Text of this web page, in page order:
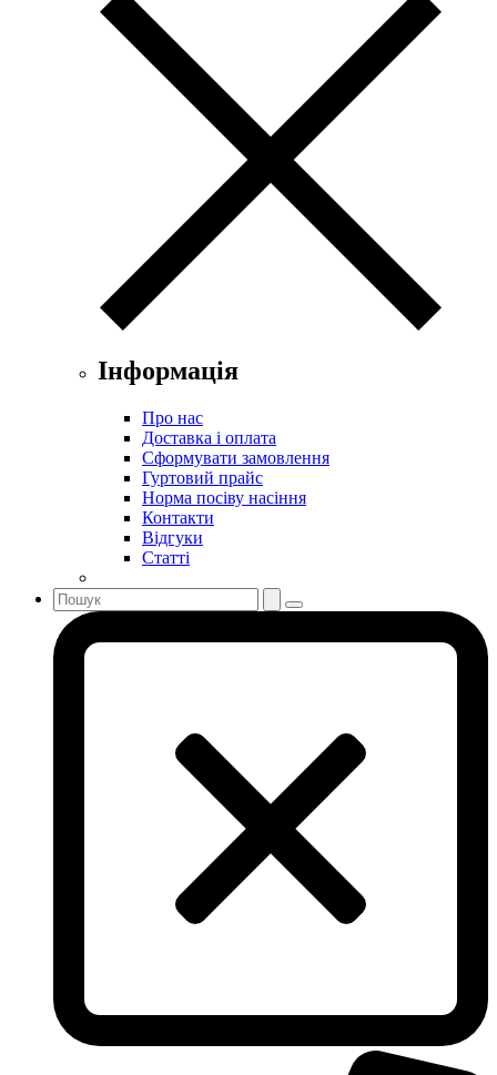
Інформація
Про нас
Доставка і оплата
Сформувати замовлення
Гуртовий прайс
Норма посіву насіння
Контакти
Відгуки
Статті